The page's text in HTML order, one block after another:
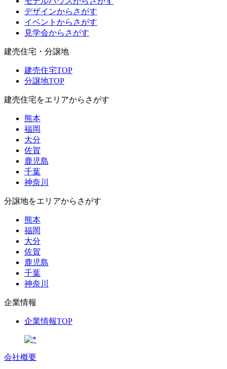
デザインからさがす
イベントからさがす
見学会からさがす
建売住宅・分譲地
建売住宅TOP
分譲地TOP
建売住宅をエリアからさがす
熊本
福岡
大分
佐賀
鹿児島
千葉
神奈川
分譲地をエリアからさがす
熊本
福岡
大分
佐賀
鹿児島
千葉
神奈川
企業情報
企業情報TOP
会社概要